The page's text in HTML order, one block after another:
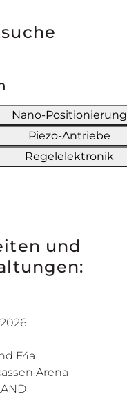
Nano-Positionierung
Piezo-Antriebe
Regelelektronik
und
F4a
Arena